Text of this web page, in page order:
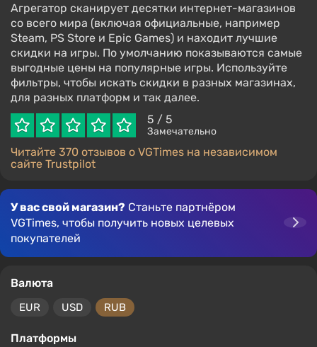
Агрегатор сканирует десятки интернет-магазинов
со всего мира (включая официальные, например
Steam, PS Store и Epic Games) и находит лучшие
скидки на игры. По умолчанию показываются самые
выгодные цены на популярные игры. Используйте
фильтры, чтобы искать скидки в разных магазинах,
для разных платформ и так далее.
5 / 5
Замечательно
Читайте 370 отзывов о VGTimes на независимом
сайте Trustpilot
У вас свой магазин? Станьте партнёром
VGTimes, чтобы получить новых целевых
покупателей
Валюта
EUR USD RUB
Платформы